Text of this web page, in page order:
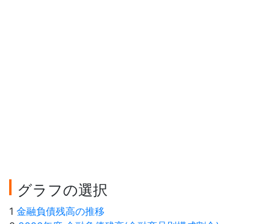
グラフの選択
1 金融負債残高の推移